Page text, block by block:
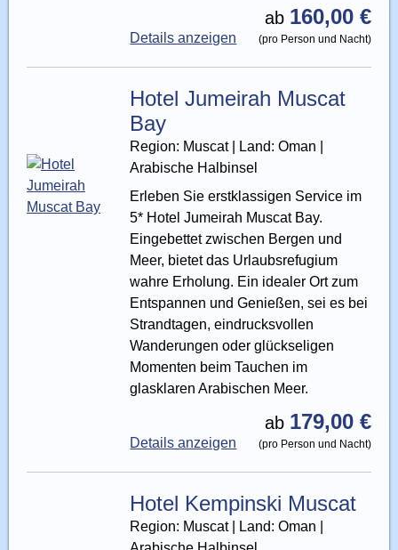
ab 160,00 €
(pro Person und Nacht)
Details anzeigen
Hotel Jumeirah Muscat
Bay
Region: Muscat | Land: Oman |
Arabische Halbinsel
Erleben Sie erstklassigen Service im
5* Hotel Jumeirah Muscat Bay.
Eingebettet zwischen Bergen und
Meer, bietet das Urlaubsrefugium
wahre Erholung. Ein idealer Ort zum
Entspannen und Genießen, sei es bei
Strandtagen, eindrucksvollen
Wanderungen oder glückseligen
Momenten beim Tauchen im
glasklaren Arabischen Meer.
ab 179,00 €
(pro Person und Nacht)
Details anzeigen
Hotel Kempinski Muscat
Region: Muscat | Land: Oman |